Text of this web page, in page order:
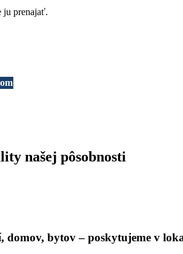
ju prenajať.
našej pôsobnosti
domov, bytov – poskytujeme v